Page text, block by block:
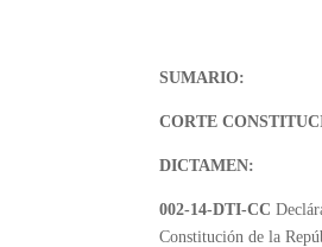
SUMARIO:
CORTE
DICTAMEN:
002-14-DTI-CC
Constitución de la